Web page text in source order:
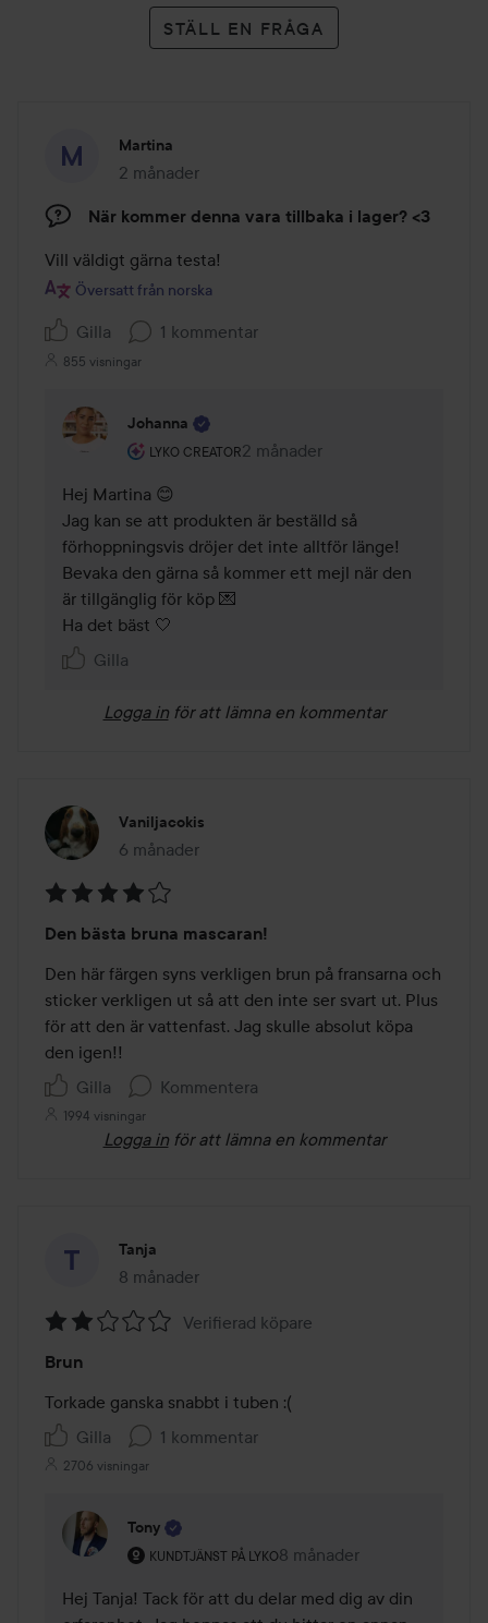
STÄLL EN FRÅGA
Martina
2 månader
Inlägget skapades 2 månader
När kommer denna vara tillbaka i lager? <3
Vill väldigt gärna testa!
Översatt från norska
Gilla 1 kommentar
855 visningar
Johanna
LYKO CREATOR
Användarens roll: Lyko Creator.
2 månader
Kommentaren lades 2 månader
Hej Martina 😊
Jag kan se att produkten är beställd så
förhoppningsvis dröjer det inte alltför länge!
Bevaka den gärna så kommer ett mejl när den
är tillgänglig för köp 💌
Ha det bäst 🤍
Gilla
Logga in för att lämna en kommentar
Vaniljacokis
6 månader
Inlägget skapades 6 månader
4
av
5
Den bästa bruna mascaran!
Den här färgen syns verkligen brun på fransarna och
sticker verkligen ut så att den inte ser svart ut. Plus
för att den är vattenfast. Jag skulle absolut köpa
den igen!!
Gilla
Kommentera
1994 visningar
Logga in för att lämna en kommentar
Tanja
8 månader
Inlägget skapades 8 månader
2
av
5
Verifierad köpare
Brun
Torkade ganska snabbt i tuben :(
Gilla
1 kommentar
2706 visningar
Tony
KUNDTJÄNST PÅ LYKO
Användarens roll: Kundtjänst på Lyko.
8 månader
Kommentaren lades 8
Hej Tanja! Tack för att du delar med dig av din